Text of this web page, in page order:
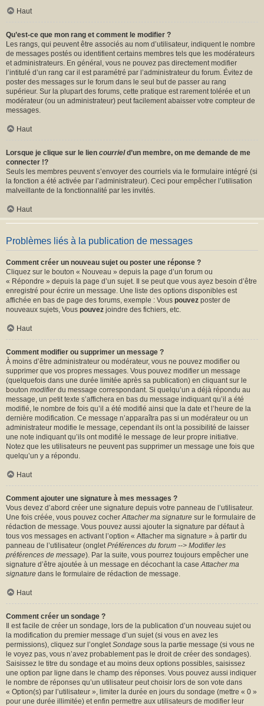
Haut
Qu’est-ce que mon rang et comment le modifier ?
Les rangs, qui peuvent être associés au nom d’utilisateur, indiquent le nombre
de messages postés ou identifient certains membres tels que les modérateurs
et administrateurs. En général, vous ne pouvez pas directement modifier
l’intitulé d’un rang car il est paramétré par l’administrateur du forum. Évitez de
poster des messages sur le forum dans le seul but de passer au rang
supérieur. Sur la plupart des forums, cette pratique est rarement tolérée et un
modérateur (ou un administrateur) peut facilement abaisser votre compteur de
messages.
Haut
Lorsque je clique sur le lien courrield’un membre, on me demande de me
connecter !?
Seuls les membres peuvent s’envoyer des courriels via le formulaire intégré (si
la fonction a été activée par l’administrateur). Ceci pour empêcher l’utilisation
malveillante de la fonctionnalité par les invités.
Haut
Problèmes liés à la publication de messages
Comment créer un nouveau sujet ou poster une réponse ?
Cliquez sur le bouton « Nouveau » depuis la page d’un forum ou
« Répondre » depuis la page d’un sujet. Il se peut que vous ayez besoin d’être
enregistré pour écrire un message. Une liste des options disponibles est
affichée en bas de page des forums, exemple : Vous pouvez poster de
nouveaux sujets, Vous pouvez joindre des fichiers, etc.
Haut
Comment modifier ou supprimer un message ?
À moins d’être administrateur ou modérateur, vous ne pouvez modifier ou
supprimer que vos propres messages. Vous pouvez modifier un message
(quelquefois dans une durée limitée après sa publication) en cliquant sur le
bouton modifierdu message correspondant. Si quelqu’un a déjà répondu au
message, un petit texte s’affichera en bas du message indiquant qu’il a été
modifié, le nombre de fois qu’il a été modifié ainsi que la date et l’heure de la
dernière modification. Ce message n’apparaîtra pas si un modérateur ou un
administrateur modifie le message, cependant ils ont la possibilité de laisser
une note indiquant qu’ils ont modifié le message de leur propre initiative.
Notez que les utilisateurs ne peuvent pas supprimer un message une fois que
quelqu’un y a répondu.
Haut
Comment ajouter une signature à mes messages ?
Vous devez d’abord créer une signature depuis votre panneau de l’utilisateur.
Une fois créée, vous pouvez cocherAttacher ma signature sur le formulaire de
rédaction de message. Vous pouvez aussi ajouter la signature par défaut à
tous vos messages en activant l’option « Attacher ma signature » à partir du
panneau de l’utilisateur (ongletPréférences du forum --> Modifier les
préférences de message). Par la suite, vous pourrez toujours empêcher une
signature d’être ajoutée à un message en décochant la caseAttacher ma
signature dans le formulaire de rédaction de message.
Haut
Comment créer un sondage ?
Il est facile de créer un sondage, lors de la publication d’un nouveau sujet ou
la modification du premier message d’un sujet (si vous en avez les
permissions), cliquez sur l’ongletSondage sous la partie message (si vous ne
le voyez pas, vous n’avez probablement pas le droit de créer des sondages).
Saisissez le titre du sondage et au moins deux options possibles, saisissez
une option par ligne dans le champ des réponses. Vous pouvez aussi indiquer
le nombre de réponses qu’un utilisateur peut choisir lors de son vote dans
« Option(s) par l’utilisateur », limiter la durée en jours du sondage (mettre « 0 »
pour une durée illimitée) et enfin permettre aux utilisateurs de modifier leur